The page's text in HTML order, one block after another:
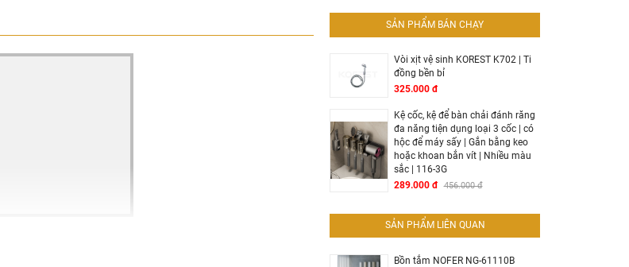
SẢN PHẨM BÁN CHẠY
Vòi xịt vệ sinh KOREST K702 | Ti
đồng bền bỉ
325.000 đ
Kệ cốc, kệ để bàn chải đánh răng
đa năng tiện dụng loại 3 cốc | có
hộc để máy sấy | Gắn bằng keo
hoặc khoan bắn vít | Nhiều màu
sắc | 116-3G
289.000 đ 456.000 đ
SẢN PHẨM LIÊN QUAN
Bồn tắm NOFER NG-61110B